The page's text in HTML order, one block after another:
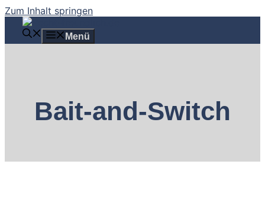
Zum Inhalt springen
Menü
Bait-and-Switch